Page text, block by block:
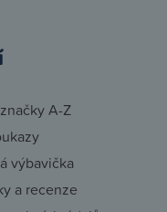
A-Z
výbavička
a recenze